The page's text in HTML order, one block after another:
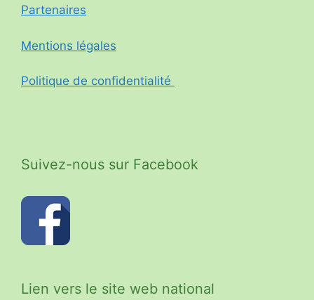
Partenaires
Mentions légales
Politique de confidentialité
Suivez-nous sur Facebook
Lien vers le site web national